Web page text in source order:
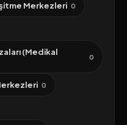
Merkezleri 0
(Medikal
0
0